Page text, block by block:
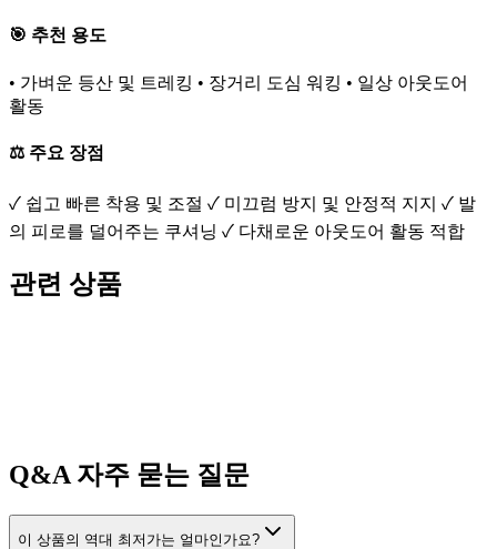
🎯 추천 용도
• 가벼운 등산 및 트레킹 • 장거리 도심 워킹 • 일상 아웃도어
활동
⚖️ 주요 장점
✓ 쉽고 빠른 착용 및 조절 ✓ 미끄럼 방지 및 안정적 지지 ✓ 발
의 피로를 덜어주는 쿠셔닝 ✓ 다채로운 아웃도어 활동 적합
관련 상품
Q&A 자주 묻는 질문
이 상품의 역대 최저가는 얼마인가요?